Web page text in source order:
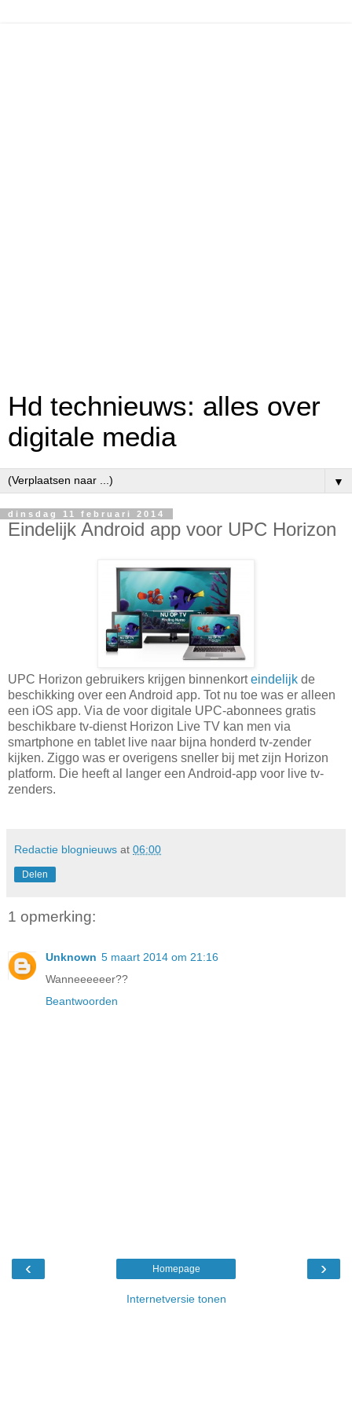
Hd technieuws: alles over
digitale media
▼
dinsdag 11 februari 2014
Eindelijk Android app voor UPC Horizon
UPC Horizon gebruikers krijgen binnenkorteindelijk de
beschikking over een Android app. Tot nu toe was er alleen
een iOS app. Via de voor digitale UPC-abonnees gratis
beschikbare tv-dienst Horizon Live TV kan men via
smartphone en tablet live naar bijna honderd tv-zender
kijken. Ziggo was er overigens sneller bij met zijn Horizon
platform. Die heeft al langer een Android-app voor live tv-
zenders.
Redactie blognieuws at 06:00
Delen
1 opmerking:
Unknown 5 maart 2014 om 21:16
Wanneeeeeer??
Beantwoorden
‹ ›
Homepage
Internetversie tonen